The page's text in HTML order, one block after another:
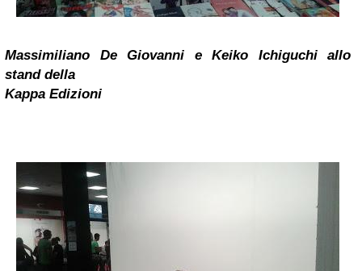
Massimiliano De Giovanni e Keiko Ichiguchiallo
stand della
Kappa Edizioni